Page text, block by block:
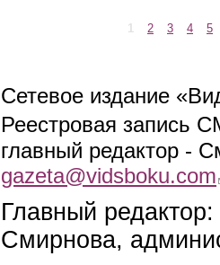
1 2 3 4 5
Сетевое издание
Реестровая запись
главный редактор -
gazeta@vidsboku.com
Главный
Смирнова,